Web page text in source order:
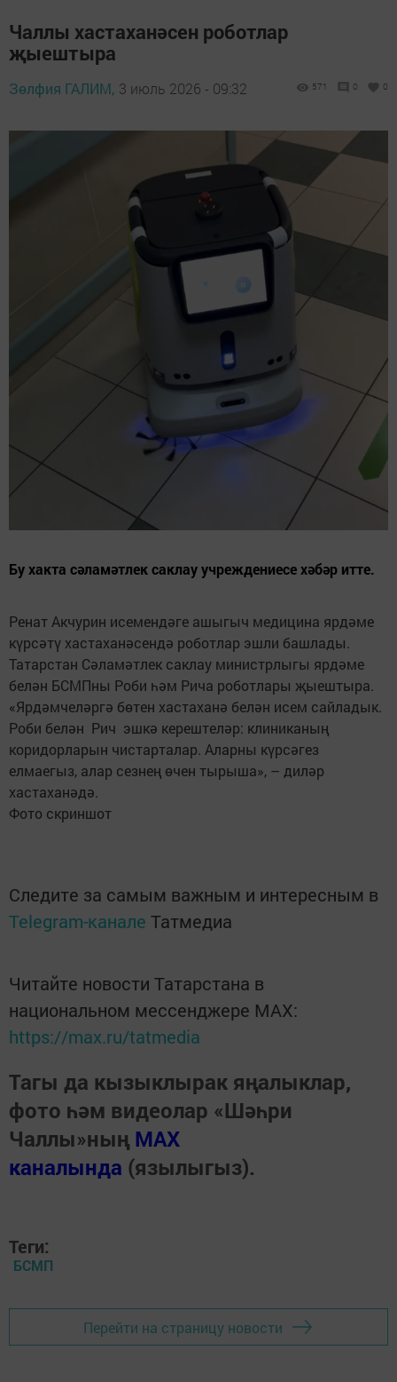
Чаллы хастаханәсен роботлар
җыештыра
Зөлфия ГАЛИМ, 3 июль 2026 - 09:32 571 0 0
Бу хакта сәламәтлек саклау учреждениесе хәбәр итте.
Ренат Акчурин исемендәге ашыгыч медицина ярдәме
күрсәтү хастаханәсендә роботлар эшли башлады.
Татарстан Сәламәтлек саклау министрлыгы ярдәме
белән БСМПны Роби һәм Рича роботлары җыештыра.
«Ярдәмчеләргә бөтен хастаханә белән исем сайладык.
Роби белән Рич эшкә керештеләр: клиниканың
коридорларын чистарталар. Аларны күрсәгез
елмаегыз, алар сезнең өчен тырыша», – диләр
хастаханәдә.
Фото скриншот
Следите за самым важным и интересным в
Telegram-канале Татмедиа
Читайте новости Татарстана в
национальном мессенджере MАХ:
https://max.ru/tatmedia
Тагы да кызыклырак яңалыклар,
фото һәм видеолар «Шәһри
Чаллы»ның MAX
каналында (язылыгыз).
Теги:
БСМП
Перейти на страницу новости